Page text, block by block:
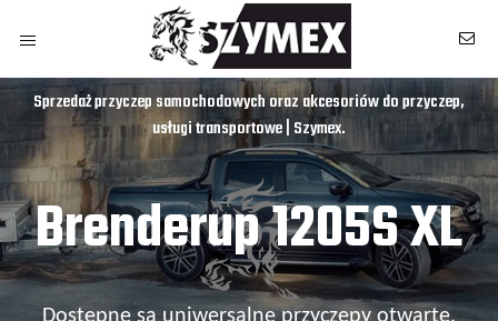
Sprzedaż przyczep samochodowych oraz akcesoriów do przyczep,
usługi transportowe | Szymex.
Brenderup 1205S XL
Dostępne są uniwersalne przyczepy otwarte,